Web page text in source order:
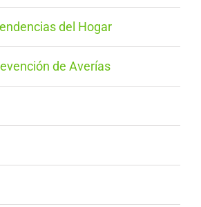
del Hogar
de Averías